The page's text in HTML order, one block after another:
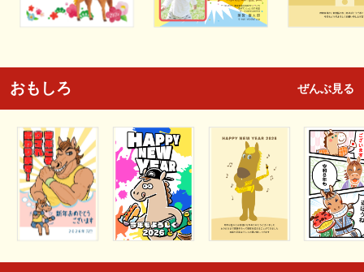
おもしろ ぜんぶ見る